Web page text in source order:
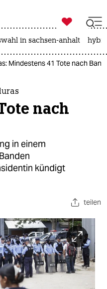

taz zahl ich
in sachsen-anhalt
Mindestens 41 Tote nach
nach
in einem
kündigt
teilen